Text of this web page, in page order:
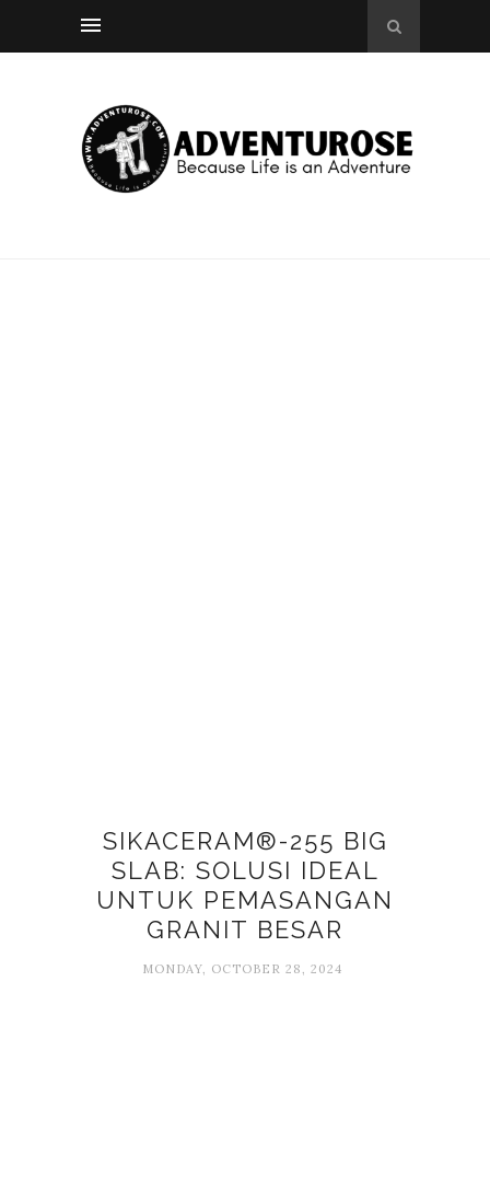
SIKACERAM®-255 BIG
SLAB: SOLUSI IDEAL
UNTUK PEMASANGAN
GRANIT BESAR
MONDAY, OCTOBER 28, 2024